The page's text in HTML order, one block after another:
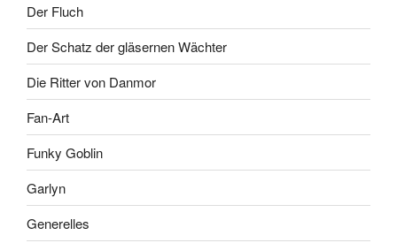
Der Fluch
Der Schatz der gläsernen Wächter
Die Ritter von Danmor
Fan-Art
Funky Goblin
Garlyn
Generelles